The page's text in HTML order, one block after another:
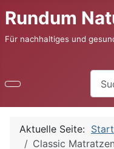
Rundum
Für nachhaltiges und
Aktuelle Seite:
Classic Matratzen